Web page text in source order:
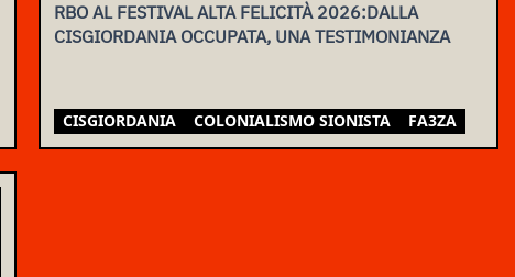
RBO AL FESTIVAL ALTA FELICITÀ 2026:DALLA
CISGIORDANIA OCCUPATA, UNA TESTIMONIANZA
CISGIORDANIA COLONIALISMO SIONISTA FA3ZA